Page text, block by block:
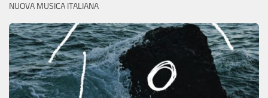
NUOVA MUSICA ITALIANA